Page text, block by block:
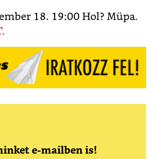
18. 19:00 Hol? Müpa.
e-mailben is!